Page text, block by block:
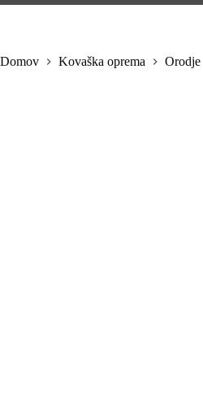
Domov Kovaška oprema Orodje